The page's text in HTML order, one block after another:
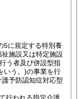
5に規定する特別養
施設又は特定施設
う者及び併設型指
いう。)の事業を行
予防認知症対応型